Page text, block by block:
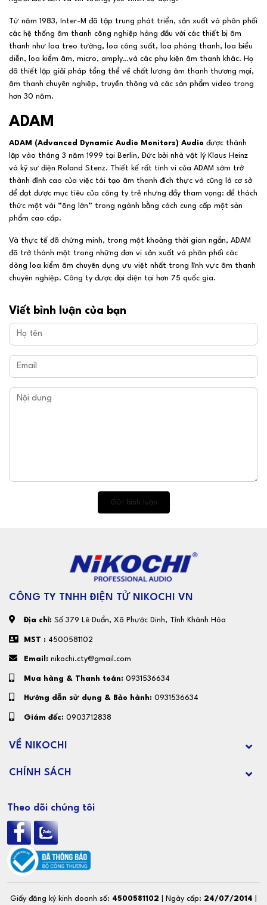
Từ năm 1983, Inter-M đã tập trung phát triển, sản xuất và phân phối
các hệ thống âm thanh công nghiệp hàng đầu với các thiết bị âm
thanh như loa treo tường, loa công suất, loa phóng thanh, loa biểu
diễn, loa kiểm âm, micro, amply…và các phụ kiện âm thanh khác. Họ
đã thiết lập giải pháp tổng thể về chất lượng âm thanh thương mại,
âm thanh chuyên nghiệp, truyền thông và các sản phẩm video trong
hơn 30 năm.
ADAM
ADAM (Advanced Dynamic Audio Monitors) Audio được thành
lập vào tháng 3 năm 1999 tại Berlin, Đức bởi nhà vật lý Klaus Heinz
và kỹ sư điện Roland Stenz. Thiết kế rất tinh vi của ADAM sớm trở
thành đỉnh cao của việc tái tạo âm thanh đích thực và cũng là cơ sở
để đạt được mục tiêu của công ty trẻ nhưng đầy tham vọng: để thách
thức một vài “ông lớn” trong ngành bằng cách cung cấp một sản
phẩm cao cấp.
Và thực tế đã chứng minh, trong một khoảng thời gian ngắn, ADAM
đã trở thành một trong những đơn vị sản xuất và phân phối các
dòng loa kiểm âm chuyên dụng ưu việt nhất trong lĩnh vực âm thanh
chuyên nghiệp. Công ty được đại diện tại hơn 75 quốc gia.
Viết bình luận của bạn
Gửi bình luận
CÔNG TY TNHH ĐIỆN TỬ NIKOCHI VN
Địa chỉ: Số 379 Lê Duẩn, Xã Phước Dinh, Tỉnh Khánh Hòa
MST : 4500581102
Email: nikochi.cty@gmail.com
Mua hàng & Thanh toán: 0931536634
Hướng dẫn sử dụng & Bảo hành: 0931536634
Giám đốc: 0903712838
VỀ NIKOCHI
CHÍNH SÁCH
Theo dõi chúng tôi
Giấy đăng ký kinh doanh số: 4500581102 | Ngày cấp: 24/07/2014